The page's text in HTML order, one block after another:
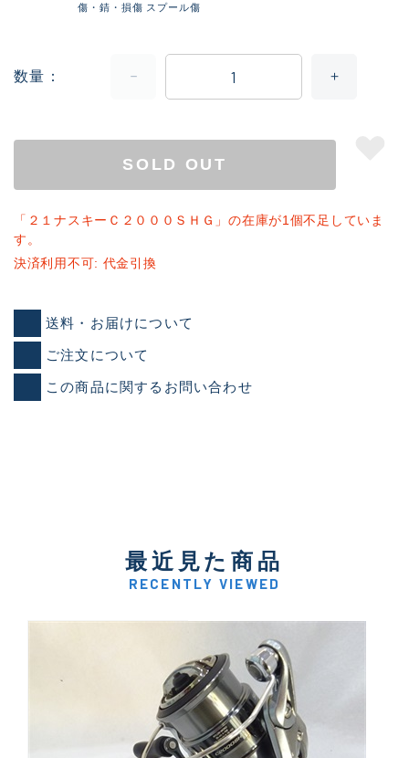
傷・錆・損傷 スプール傷
数量
SOLD OUT
「２１ナスキーＣ２０００ＳＨＧ」の在庫が1個不足していま
す。
決済利用不可: 代金引換
送料・お届けについて
ご注文について
この商品に関するお問い合わせ
最近見た商品
RECENTLY VIEWED